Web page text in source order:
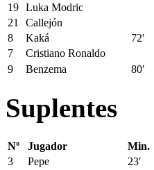
19 Luka Modric
21
Callejón
8
Kaká 72′
7
Cristiano Ronaldo
9
Benzema 80′
Suplentes
Nº Jugador Min.
3
Pepe 23′